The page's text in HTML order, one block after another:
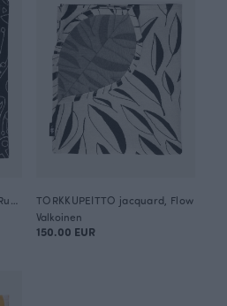
TORKKUPEITTO jacquard, Flow
Valkoinen
150.00 EUR